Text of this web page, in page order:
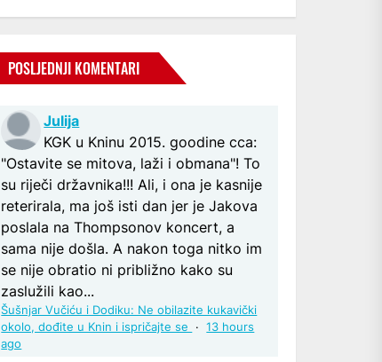
POSLJEDNJI KOMENTARI
Julija
KGK u Kninu 2015. goodine cca:
"Ostavite se mitova, laži i obmana"! To
su riječi državnika!!! Ali, i ona je kasnije
reterirala, ma još isti dan jer je Jakova
poslala na Thompsonov koncert, a
sama nije došla. A nakon toga nitko im
se nije obratio ni približno kako su
zaslužili kao...
Šušnjar Vučiću i Dodiku: Ne obilazite kukavički
okolo, dođite u Knin i ispričajte se
·13 hours
ago